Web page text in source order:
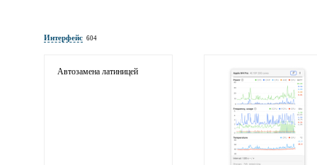
Интерфейс 604
Автозамена латиницей